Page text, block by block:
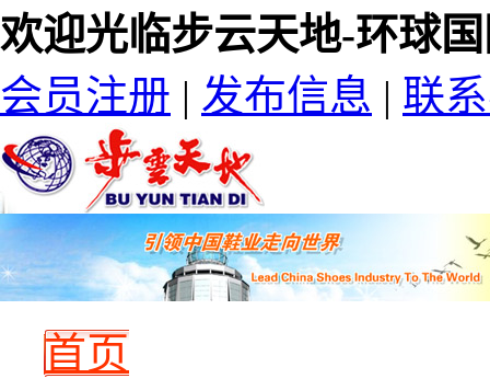
欢迎光临步云天地-环球
会员注册 | 发布信息 | 联
首页